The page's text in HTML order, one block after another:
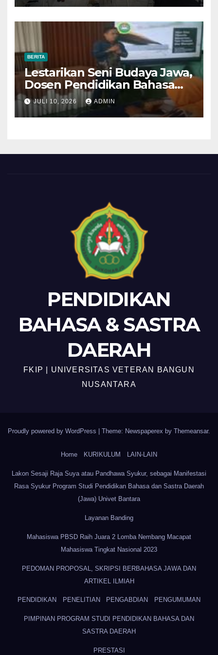
Laksanakan UAS Semester
Genap Tahun Akademik
2025/2026
BERITA
Lestarikan Seni Budaya Jawa,
Dosen Pendidikan Bahasa
dan Sastra Daerah Univet
Bantara Jadi Narasumber
Guru-Guru SLB se-Sukoharjo
JULI 10, 2026 ADMIN
PENDIDIKAN
BAHASA & SASTRA
DAERAH
FKIP | UNIVERSITAS VETERAN BANGUN
NUSANTARA
Proudly powered by WordPress Theme: Newspaperex by Themeansar.
Home KURIKULUM LAIN-LAIN
Lakon Sesaji Raja Suya atau Pandhawa Syukur, sebagai Manifestasi
Rasa Syukur Program Studi Pendidikan Bahasa dan Sastra Daerah
(Jawa) Univet Bantara
Layanan Banding
Mahasiswa PBSD Raih Juara 2 Lomba Nembang Macapat
Mahasiswa Tingkat Nasional 2023
PEDOMAN PROPOSAL, SKRIPSI BERBAHASA JAWA DAN
ARTIKEL ILMIAH
PENDIDIKAN PENELITIAN PENGABDIAN PENGUMUMAN
PIMPINAN PROGRAM STUDI PENDIDIKAN BAHASA DAN
SASTRA DAERAH
PRESTASI